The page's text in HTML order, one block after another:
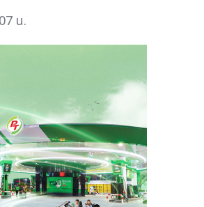
น.